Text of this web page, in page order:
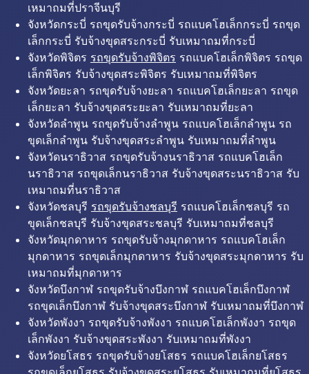
เหมาถมที่ปราจีนบุรี
จังหวัดกระบี่ รถขุดรับจ้างกระบี่ รถแบคโฮเล็กกระบี่ รถขุด
เล็กกระบี่ รับจ้างขุดสระกระบี่ รับเหมาถมที่กระบี่
จังหวัดพิจิตร รถขุดรับจ้างพิจิตร รถแบคโฮเล็กพิจิตร รถขุด
เล็กพิจิตร รับจ้างขุดสระพิจิตร รับเหมาถมที่พิจิตร
จังหวัดยะลา รถขุดรับจ้างยะลา รถแบคโฮเล็กยะลา รถขุด
เล็กยะลา รับจ้างขุดสระยะลา รับเหมาถมที่ยะลา
จังหวัดลำพูน รถขุดรับจ้างลำพูน รถแบคโฮเล็กลำพูน รถ
ขุดเล็กลำพูน รับจ้างขุดสระลำพูน รับเหมาถมที่ลำพูน
จังหวัดนราธิวาส รถขุดรับจ้างนราธิวาส รถแบคโฮเล็ก
นราธิวาส รถขุดเล็กนราธิวาส รับจ้างขุดสระนราธิวาส รับ
เหมาถมที่นราธิวาส
จังหวัดชลบุรี รถขุดรับจ้างชลบุรี รถแบคโฮเล็กชลบุรี รถ
ขุดเล็กชลบุรี รับจ้างขุดสระชลบุรี รับเหมาถมที่ชลบุรี
จังหวัดมุกดาหาร รถขุดรับจ้างมุกดาหาร รถแบคโฮเล็ก
มุกดาหาร รถขุดเล็กมุกดาหาร รับจ้างขุดสระมุกดาหาร รับ
เหมาถมที่มุกดาหาร
จังหวัดบึงกาฬ รถขุดรับจ้างบึงกาฬ รถแบคโฮเล็กบึงกาฬ
รถขุดเล็กบึงกาฬ รับจ้างขุดสระบึงกาฬ รับเหมาถมที่บึงกาฬ
จังหวัดพังงา รถขุดรับจ้างพังงา รถแบคโฮเล็กพังงา รถขุด
เล็กพังงา รับจ้างขุดสระพังงา รับเหมาถมที่พังงา
จังหวัดยโสธร รถขุดรับจ้างยโสธร รถแบคโฮเล็กยโสธร